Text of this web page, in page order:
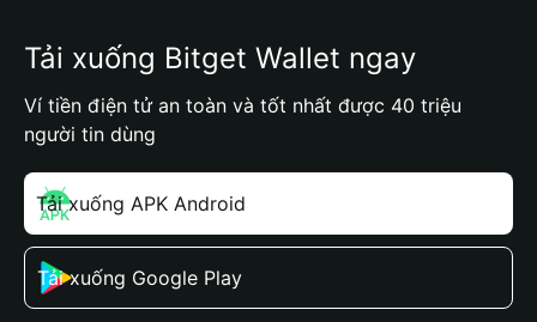
Tải xuống Bitget Wallet ngay
Ví tiền điện tử an toàn và tốt nhất được 40 triệu
người tin dùng
Tải xuống APK Android
Tải xuống Google Play